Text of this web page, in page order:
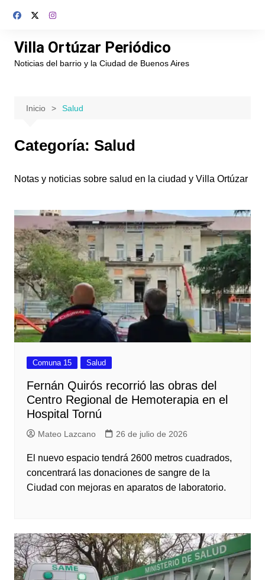
Villa Ortúzar Periódico
Noticias del barrio y la Ciudad de Buenos Aires
Inicio Salud
Categoría: Salud
Notas y noticias sobre salud en la ciudad y Villa Ortúzar
Comuna 15 Salud
Fernán Quirós recorrió las obras del
Centro Regional de Hemoterapia en el
Hospital Tornú
Mateo Lazcano 26 de julio de 2026
El nuevo espacio tendrá 2600 metros cuadrados,
concentrará las donaciones de sangre de la
Ciudad con mejoras en aparatos de laboratorio.